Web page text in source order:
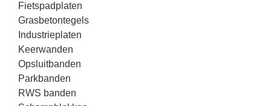
Fietspadplaten
Grasbetontegels
Industrieplaten
Keerwanden
Opsluitbanden
Parkbanden
RWS banden